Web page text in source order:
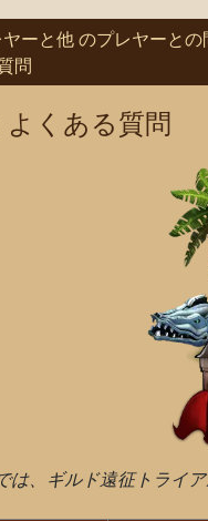
ーと他 のプレヤーとの
問
くある質問
は、ギルド遠征トライ